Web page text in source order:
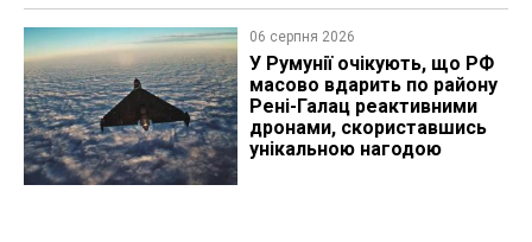
06 серпня 2026
У Румунії очікують, що РФ
масово вдарить по району
Рені-Галац реактивними
дронами, скориставшись
унікальною нагодою